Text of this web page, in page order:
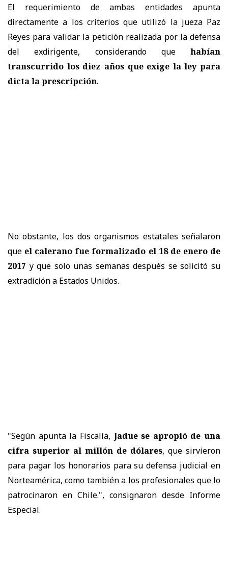
El requerimiento de ambas entidades apunta
directamente a los criterios que utilizó la jueza Paz
Reyes para validar la petición realizada por la defensa
del exdirigente, considerando que habían
transcurrido los diez años que exige la ley para
dicta la prescripción.
No obstante, los dos organismos estatales señalaron
que el calerano fue formalizado el 18 de enero de
2017 y que solo unas semanas después se solicitó su
extradición a Estados Unidos.
"Según apunta la Fiscalía, Jadue se apropió de una
cifra superior al millón de dólares, que sirvieron
para pagar los honorarios para su defensa judicial en
Norteamérica, como también a los profesionales que lo
patrocinaron en Chile.", consignaron desde Informe
Especial.